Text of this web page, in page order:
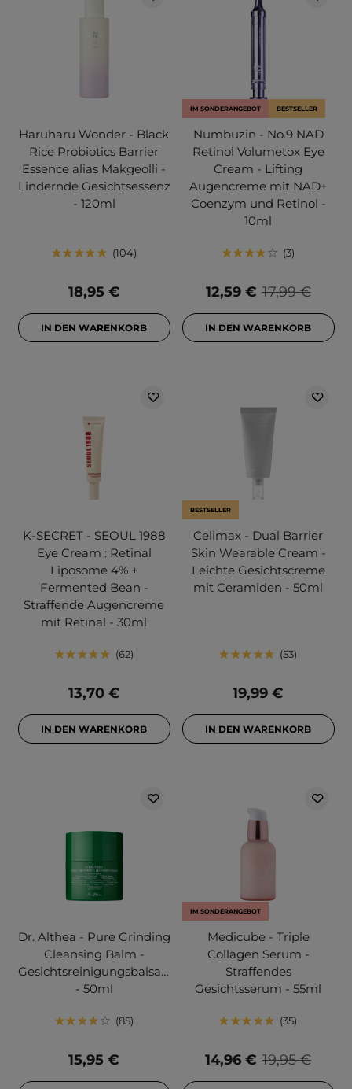
Haruharu Wonder - Black
Rice Probiotics Barrier
Essence alias Makgeolli -
Lindernde Gesichtsessenz
- 120ml
104
18,95 €
IN DEN WARENKORB
IM SONDERANGEBOT BESTSELLER
Numbuzin - No.9 NAD
Retinol Volumetox Eye
Cream - Lifting
Augencreme mit NAD+
Coenzym und Retinol -
10ml
3
17,99 €
12,59 €
IN DEN WARENKORB
K-SECRET - SEOUL 1988
Eye Cream : Retinal
Liposome 4% +
Fermented Bean -
Straffende Augencreme
mit Retinal - 30ml
62
13,70 €
IN DEN WARENKORB
BESTSELLER
Celimax - Dual Barrier
Skin Wearable Cream -
Leichte Gesichtscreme
mit Ceramiden - 50ml
53
19,99 €
IN DEN WARENKORB
Dr. Althea - Pure Grinding
Cleansing Balm -
Gesichtsreinigungsbalsam
- 50ml
85
15,95 €
IM SONDERANGEBOT
Medicube - Triple
Collagen Serum -
Straffendes
Gesichtsserum - 55ml
35
19,95 €
14,96 €